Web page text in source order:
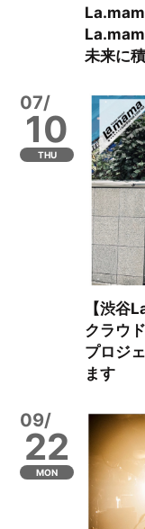
未来に
07/
10
THU
【渋谷
クラウ
プロジ
ます
09/
22
MON